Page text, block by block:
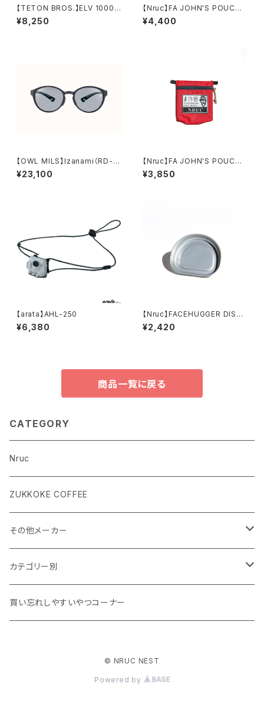
【TETON BROS.】ELV 1000
Non Sleeve
¥8,250
【Nruc】FA JOHN'S POUCH
＜M＞
¥4,400
【OWL MILS】Izanami（RD-0
02）
¥23,100
【Nruc】FA JOHN'S POUCH
＜XS＞
¥3,850
【arata】AHL-250
¥6,380
【Nruc】FACEHUGGER DISH /
Silver
¥2,420
商品一覧に戻る
CATEGORY
Nruc
ZUKKOKE COFFEE
その他メーカー
ACLIMA
atelierBluebottle
カテゴリー別
Unisex ウェア
買い忘れしやすいやつコーナー
© NRUC NEST
Powered by